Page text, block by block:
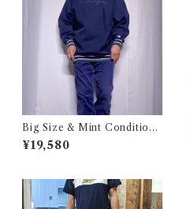
Big Size & Mint Condition
!! 1990s Champion Reverse
Weave Navy Blue Size XXL
リブ ラッパー USA 古着
¥19,580